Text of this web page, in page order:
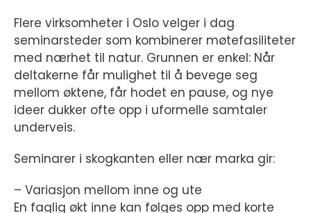
Flere virksomheter i Oslo velger i dag
seminarsteder som kombinerer møtefasiliteter
med nærhet til natur. Grunnen er enkel: Når
deltakerne får mulighet til å bevege seg
mellom øktene, får hodet en pause, og nye
ideer dukker ofte opp i uformelle samtaler
underveis.
Seminarer i skogkanten eller nær marka gir:
– Variasjon mellom inne og ute
En faglig økt inne kan følges opp med korte